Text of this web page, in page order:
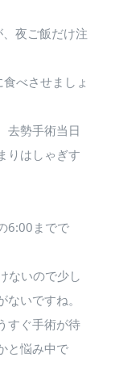
夜ご飯だけ注
べさせましょ
去勢手術当日
りはしゃぎす
6:00までで
ないので少し
いですね。
すぐ手術が待
と悩み中で